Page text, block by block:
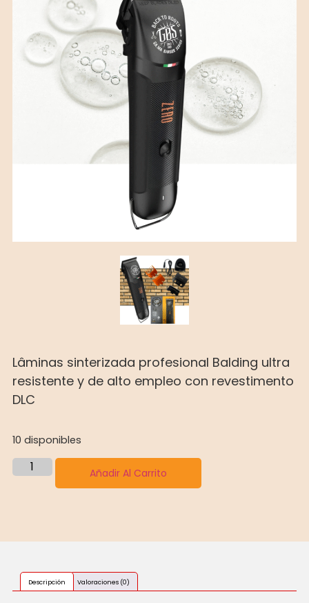
Lâminas sinterizada profesional Balding ultra
resistente y de alto empleo con revestimento
DLC
10 disponibles
Añadir Al Carrito
Descripción Valoraciones (0)